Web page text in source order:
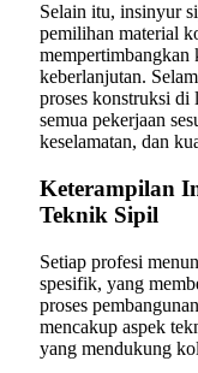
Selain itu, insinyur
pemilihan material
mempertimbangkan
keberlanjutan.
proses konstruksi di
semua pekerjaan
keselamatan, dan
Keterampilan
Teknik Sipil
Setiap profesi
spesifik, yang
proses
mencakup aspek
yang mendukung